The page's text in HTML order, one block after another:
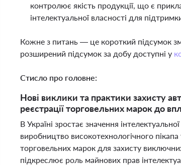
контролює якість продукції, що є
інтелектуальної власності для
Кожне з питань — це короткий підсумок
розширений підсумок за добу доступні у
Стисло про головне:
Нові виклики та практики захисту
реєстрації торговельних марок до
В Україні зростає значення
виробництво високотехнологічного
торговельних марок для захисту
підкреслює роль майнових прав